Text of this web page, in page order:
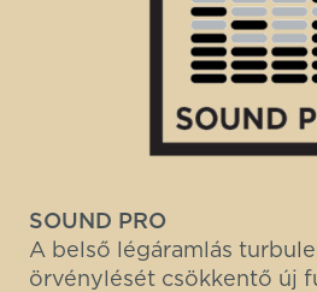
SOUND PRO
A belső légáramlás
örvénylését csökkentő új